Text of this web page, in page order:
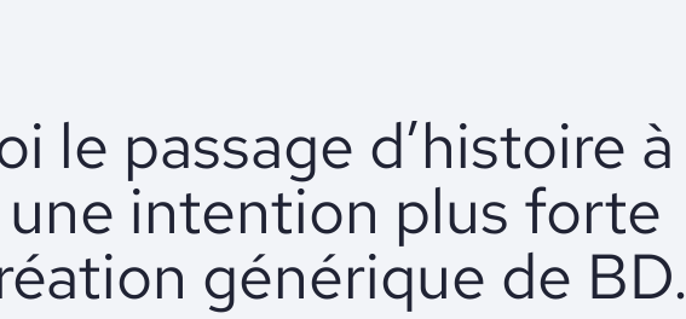
le passage d’histoire à
intention plus forte
générique de BD.